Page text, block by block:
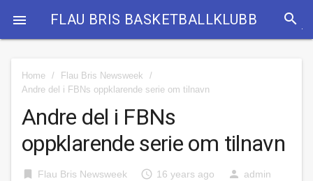
 FLAU BRIS BASKETBALLKLUBB search
Home / Flau Bris Newsweek
/
Andre del i FBNs oppklarende serie om tilnavn
Andre del i FBNs
oppklarende serie om tilnavn
bookmark Flau Bris Newsweek access_time 16 years ago person admin